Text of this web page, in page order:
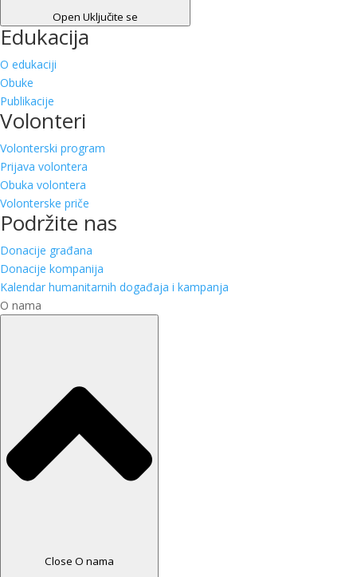
Open Uključite se
Edukacija
O edukaciji
Obuke
Publikacije
Volonteri
Volonterski program
Prijava volontera
Obuka volontera
Volonterske priče
Podržite nas
Donacije građana
Donacije kompanija
Kalendar humanitarnih događaja i kampanja
O nama
Close O nama